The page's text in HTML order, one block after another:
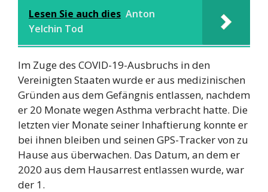
Lesen Sie auch dies Anton
Yelchin Tod
Im Zuge des COVID-19-Ausbruchs in den
Vereinigten Staaten wurde er aus medizinischen
Gründen aus dem Gefängnis entlassen, nachdem
er 20 Monate wegen Asthma verbracht hatte. Die
letzten vier Monate seiner Inhaftierung konnte er
bei ihnen bleiben und seinen GPS-Tracker von zu
Hause aus überwachen. Das Datum, an dem er
2020 aus dem Hausarrest entlassen wurde, war
der 1.